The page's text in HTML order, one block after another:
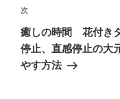
ゲ
ー
シ
ョ
次
の
投
稿
次
癒しの時間 花付き
停止、直感停止の大
やす方法